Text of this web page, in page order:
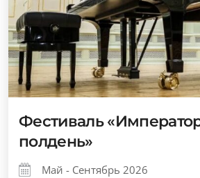
Фестиваль
полдень»
Май - Сентябрь 2026